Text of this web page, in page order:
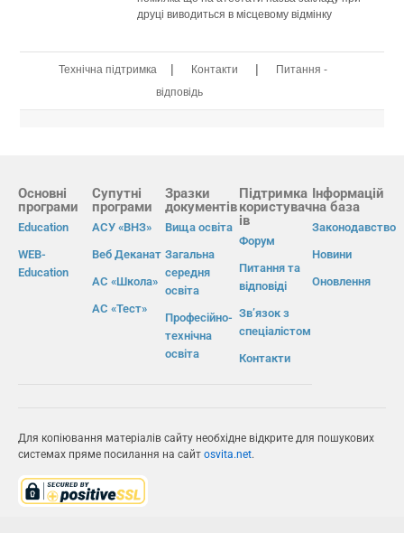
друці виводиться в місцевому відмінку
Технічна підтримка | Контакти |
Питання -
відповідь
Основні
програми
Education
WEB-
Education
Супутні
програми
АСУ «ВНЗ»
Веб Деканат
АС «Школа»
АС «Тест»
Зразки
документів
Вища освіта
Загальна
середня
освіта
Професійно-
технічна
освіта
Підтримка
користувач
ів
Форум
Питання та
відповіді
Зв’язок з
спеціалістом
Контакти
Інформацій
на база
Законодавство
Новини
Оновлення
Для копіювання матеріалів сайту необхідне відкрите для пошукових
системах пряме посилання на сайт osvita.net.